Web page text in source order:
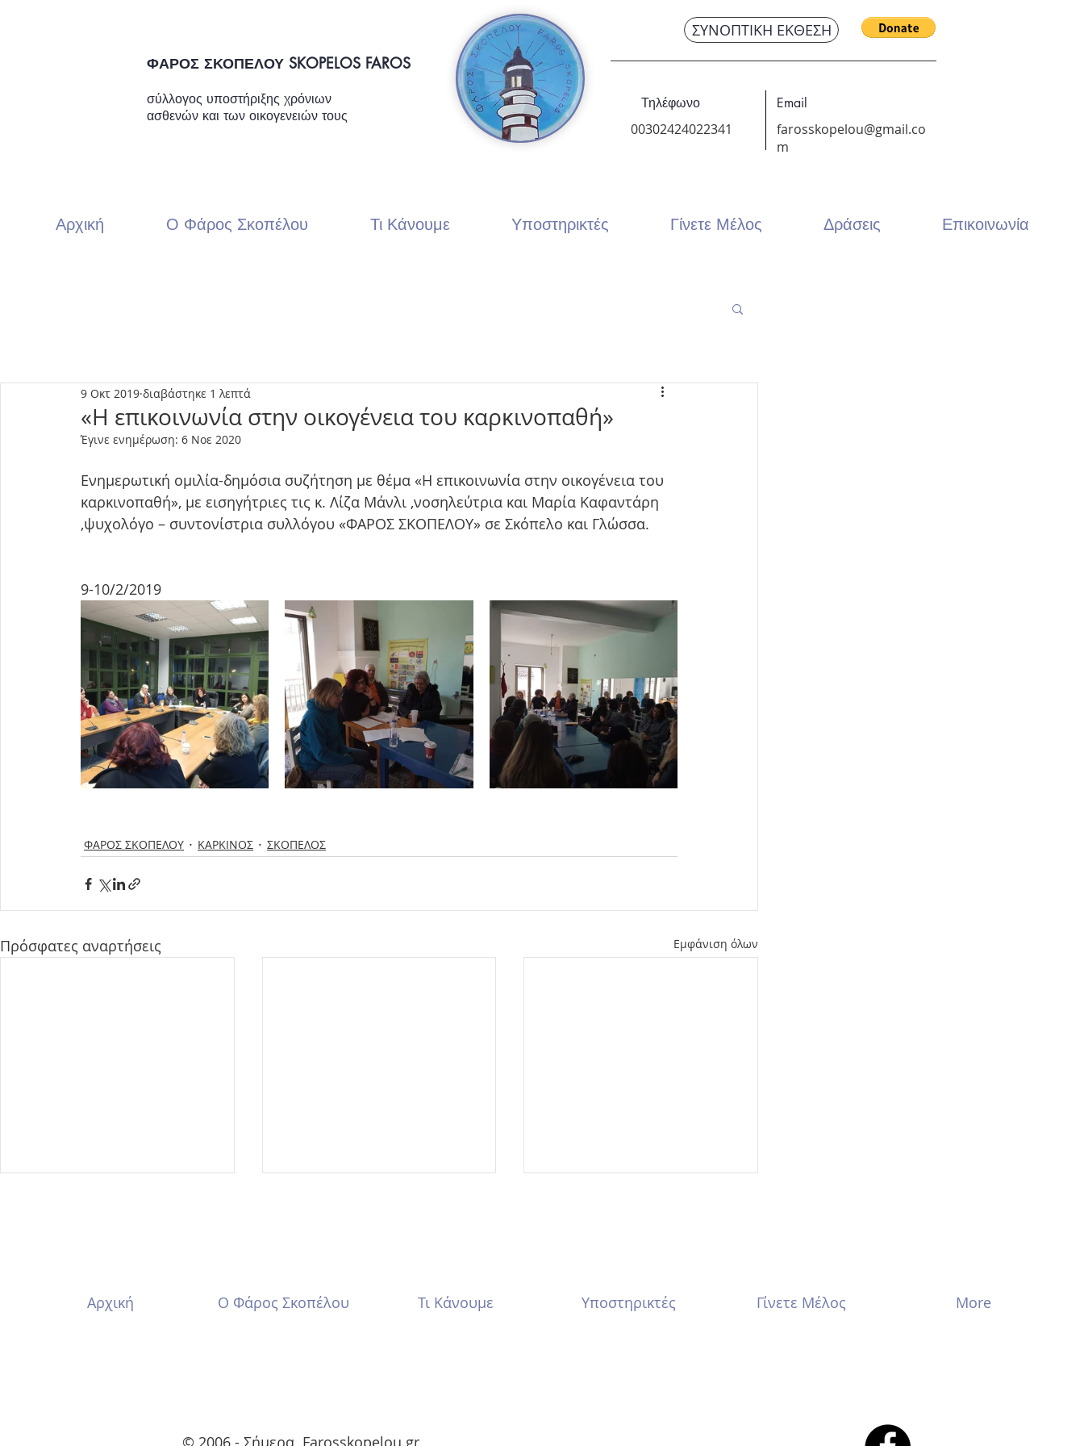
ΦΑΡΟΣ ΣΚΟΠΕΛΟΥ SKOPELOS FAROS
σύλλογος υποστήριξης χρόνιων
ασθενών και των οικογενειών τους
ΣΥΝΟΠΤΙΚΗ ΕΚΘΕΣΗ
Τηλέφωνο
00302424022341
Email
farosskopelou@gmail.co
m
Αρχική Ο Φάρος Σκοπέλου Τι Κάνουμε Υποστηρικτές Γίνετε Μέλος Δράσεις Επικοινωνία
«Η επικοινωνία στην οικογένεια του καρκινοπαθή»
9 Οκτ 2019 διαβάστηκε 1 λεπτά
Έγινε ενημέρωση: 6 Νοε 2020
Ενημερωτική ομιλία-δημόσια συζήτηση με θέμα «Η επικοινωνία στην οικογένεια του
καρκινοπαθή», με εισηγήτριες τις κ. Λίζα Μάνλι ,νοσηλεύτρια και Μαρία Καφαντάρη
,ψυχολόγο – συντονίστρια συλλόγου «ΦΑΡΟΣ ΣΚΟΠΕΛΟΥ» σε Σκόπελο και Γλώσσα.
9-10/2/2019
ΦΑΡΟΣ ΣΚΟΠΕΛΟΥ ΚΑΡΚΙΝΟΣ ΣΚΟΠΕΛΟΣ
Πρόσφατες αναρτήσεις Εμφάνιση όλων
Αρχική Ο Φάρος Σκοπέλου Τι Κάνουμε Υποστηρικτές Γίνετε Μέλος More